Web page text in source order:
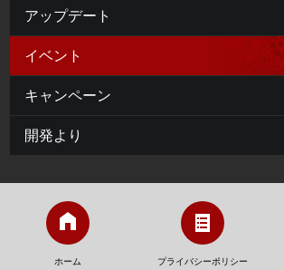
アップデート
イベント
キャンペーン
開発より
ホーム プライバシーポリシー